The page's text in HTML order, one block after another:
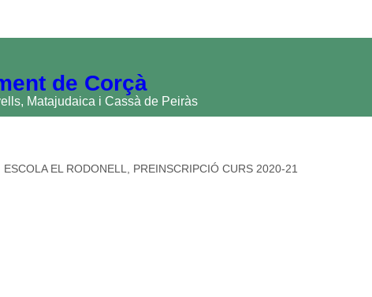
de Corçà
Matajudaica i Cassà de Peiràs
ESCOLA EL RODONELL, PREINSCRIPCIÓ CURS 2020-21